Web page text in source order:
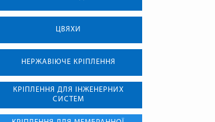
ЦВЯХИ
НЕРЖАВІЮЧЕ КРІПЛЕННЯ
КРІПЛЕННЯ ДЛЯ ІНЖЕНЕРНИХ
СИСТЕМ